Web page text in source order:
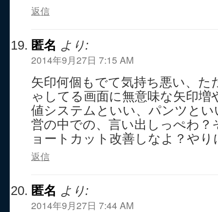
返信
匿名 より:
2014年9月27日 7:15 AM
矢印何個もでて気持ち悪い、
ゃしてる画面に無意味な矢印増
値システムといい、パンツと
営の中での、言い出しっぺわ
ョートカット改善しなよ？やり
返信
匿名 より:
2014年9月27日 7:44 AM